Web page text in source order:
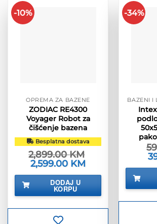
-10%
OPREMA ZA BAZENE
ZODIAC RE4300
Voyager Robot za
čišćenje bazena
Besplatna dostava
2,899.00KM
Izvorna
cijena
bila
2,899.00 KM.
2,599.00 KM
je:
DODAJ U
KORPU
-34%
BAZENI I